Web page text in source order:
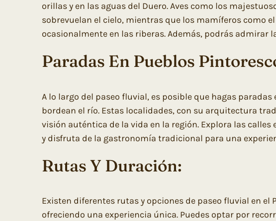
orillas y en las aguas del Duero. Aves como los
sobrevuelan el cielo, mientras que los mamíferos como
ocasionalmente en las riberas. Además, podrás admirar
Paradas En Pueblos
A lo largo del paseo fluvial, es posible que hagas
bordean el río. Estas localidades, con su arquitectura
visión auténtica de la vida en la región. Explora las
y disfruta de la gastronomía tradicional para una
Rutas Y Duración:
Existen diferentes rutas y opciones de paseo fluvial en el
ofreciendo una experiencia única. Puedes optar por